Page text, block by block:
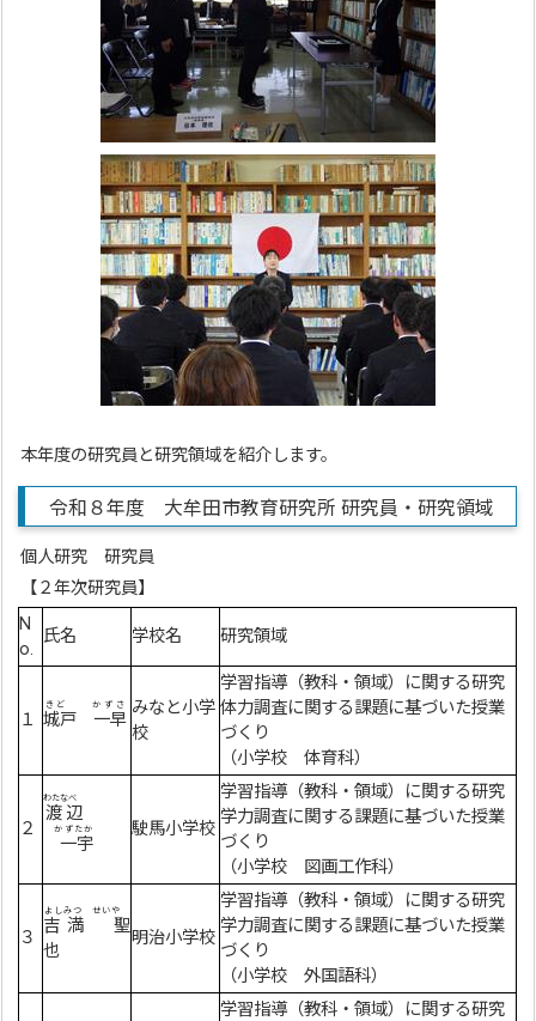
本年度の研究員と研究領域を紹介します。
令和８年度 大牟田市教育研究所 研究員・研究領域
個人研究 研究員
【２年次研究員】
N
o.
氏名 学校名 研究領域
１ 城戸
きど
一早
かずさ
みなと小学
校
学習指導（教科・領域）に関する研究
体力調査に関する課題に基づいた授業
づくり
（小学校 体育科）
２
渡辺
わたなべ
一宇
かずたか 駛馬小学校
学習指導（教科・領域）に関する研究
学力調査に関する課題に基づいた授業
づくり
（小学校 図画工作科）
３
吉満 聖
也
よしみつ せいや
明治小学校
学習指導（教科・領域）に関する研究
学力調査に関する課題に基づいた授業
づくり
（小学校 外国語科）
学習指導（教科・領域）に関する研究